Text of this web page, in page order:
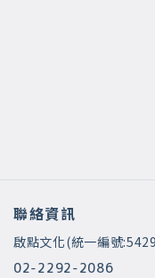
聯絡資訊
啟點文化(統一編號
02-2292-2086